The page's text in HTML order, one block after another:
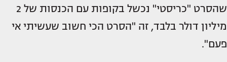
שהסרט "כריסטי" נכשל בקופות עם הכנסות של 2
מיליון דולר בלבד, זה "הסרט הכי חשוב שעשיתי אי
פעם".